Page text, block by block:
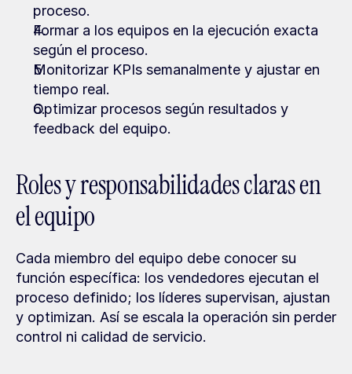
proceso.
Formar a los equipos en la ejecución exacta
según el proceso.
Monitorizar KPIs semanalmente y ajustar en
tiempo real.
Optimizar procesos según resultados y
feedback del equipo.
Roles y responsabilidades claras en
el equipo
Cada miembro del equipo debe conocer su
función específica: los vendedores ejecutan el
proceso definido; los líderes supervisan, ajustan
y optimizan. Así se escala la operación sin perder
control ni calidad de servicio.